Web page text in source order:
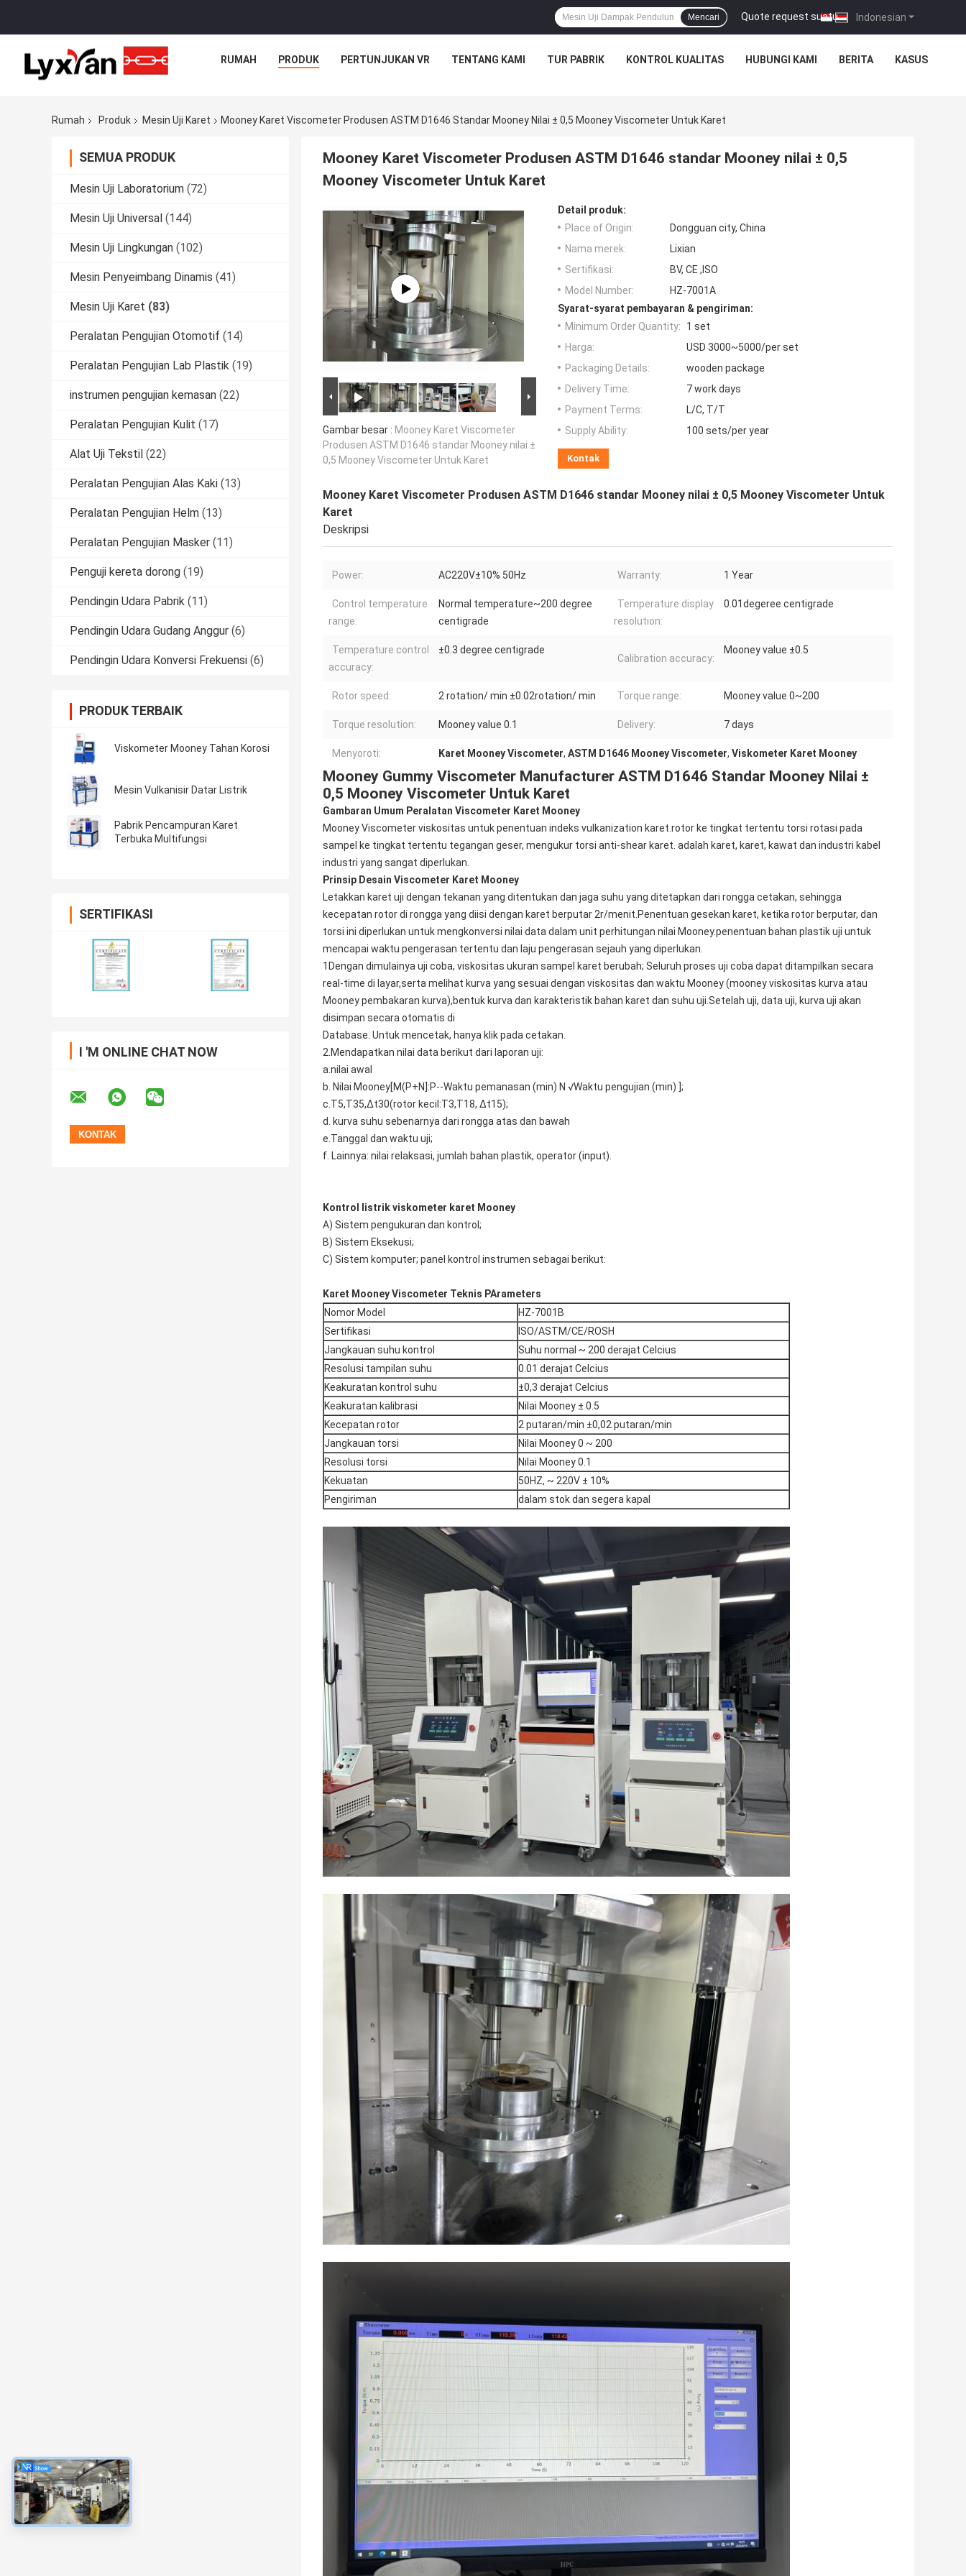
Indonesian
Quote request suatu |
Mencari
RUMAH PRODUK PERTUNJUKAN VR TENTANG KAMI TUR PABRIK KONTROL KUALITAS HUBUNGI KAMI BERITA KASUS
Rumah Produk Mesin Uji Karet Mooney Karet Viscometer Produsen ASTM D1646 Standar Mooney Nilai ± 0,5 Mooney Viscometer Untuk Karet
SEMUA PRODUK
Mesin Uji Laboratorium (72)
Mesin Uji Universal (144)
Mesin Uji Lingkungan (102)
Mesin Penyeimbang Dinamis (41)
Mesin Uji Karet (83)
Peralatan Pengujian Otomotif (14)
Peralatan Pengujian Lab Plastik (19)
instrumen pengujian kemasan (22)
Peralatan Pengujian Kulit (17)
Alat Uji Tekstil (22)
Peralatan Pengujian Alas Kaki (13)
Peralatan Pengujian Helm (13)
Peralatan Pengujian Masker (11)
Penguji kereta dorong (19)
Pendingin Udara Pabrik (11)
Pendingin Udara Gudang Anggur (6)
Pendingin Udara Konversi Frekuensi (6)
PRODUK TERBAIK
Viskometer Mooney Tahan Korosi
Mesin Vulkanisir Datar Listrik
Pabrik Pencampuran Karet
Terbuka Multifungsi
SERTIFIKASI
I 'M ONLINE CHAT NOW
Mooney Karet Viscometer Produsen ASTM D1646 standar Mooney nilai ± 0,5
Mooney Viscometer Untuk Karet
Gambar besar : Mooney Karet Viscometer
Produsen ASTM D1646 standar Mooney nilai ±
0,5 Mooney Viscometer Untuk Karet
Detail produk:
Place of Origin:
Dongguan city, China
Nama merek:
Lixian
Sertifikasi:
BV, CE ,ISO
Model Number:
HZ-7001A
Syarat-syarat pembayaran & pengiriman:
Minimum Order Quantity:
1 set
Harga:
USD 3000~5000/per set
Packaging Details:
wooden package
Delivery Time:
7 work days
Payment Terms:
L/C, T/T
Supply Ability:
100 sets/per year
Kontak
Mooney Karet Viscometer Produsen ASTM D1646 standar Mooney nilai ± 0,5 Mooney Viscometer Untuk
Karet
Deskripsi
Power: AC220V±10% 50Hz Warranty: 1 Year
Control temperature
range:
Normal temperature~200 degree
centigrade
Temperature display
resolution:
0.01degeree centigrade
Temperature control
accuracy:
±0.3 degree centigrade
Calibration accuracy:
Mooney value ±0.5
Rotor speed: 2 rotation/ min ±0.02rotation/ min Torque range: Mooney value 0~200
Torque resolution: Mooney value 0.1 Delivery: 7 days
Menyoroti: Karet Mooney Viscometer, ASTM D1646 Mooney Viscometer, Viskometer Karet Mooney
Mooney Gummy Viscometer Manufacturer ASTM D1646 Standar Mooney Nilai ±
0,5 Mooney Viscometer Untuk Karet
Gambaran Umum Peralatan Viscometer Karet Mooney
Mooney Viscometer viskositas untuk penentuan indeks vulkanization karet.rotor ke tingkat tertentu torsi rotasi pada
sampel ke tingkat tertentu tegangan geser, mengukur torsi anti-shear karet. adalah karet, karet, kawat dan industri kabel
industri yang sangat diperlukan.
Prinsip Desain Viscometer Karet Mooney
Letakkan karet uji dengan tekanan yang ditentukan dan jaga suhu yang ditetapkan dari rongga cetakan, sehingga
kecepatan rotor di rongga yang diisi dengan karet berputar 2r/menit.Penentuan gesekan karet, ketika rotor berputar, dan
torsi ini diperlukan untuk mengkonversi nilai data dalam unit perhitungan nilai Mooney.penentuan bahan plastik uji untuk
mencapai waktu pengerasan tertentu dan laju pengerasan sejauh yang diperlukan.
1Dengan dimulainya uji coba, viskositas ukuran sampel karet berubah; Seluruh proses uji coba dapat ditampilkan secara
real-time di layar,serta melihat kurva yang sesuai dengan viskositas dan waktu Mooney (mooney viskositas kurva atau
Mooney pembakaran kurva),bentuk kurva dan karakteristik bahan karet dan suhu uji.Setelah uji, data uji, kurva uji akan
disimpan secara otomatis di
Database. Untuk mencetak, hanya klik pada cetakan.
2.Mendapatkan nilai data berikut dari laporan uji:
a.nilai awal
b. Nilai Mooney[M(P+N]:P--Waktu pemanasan (min) N √Waktu pengujian (min) ];
c.T5,T35,Δt30(rotor kecil:T3,T18, Δt15);
d. kurva suhu sebenarnya dari rongga atas dan bawah
e.Tanggal dan waktu uji;
f. Lainnya: nilai relaksasi, jumlah bahan plastik, operator (input).
Kontrol listrik viskometer karet Mooney
A) Sistem pengukuran dan kontrol;
B) Sistem Eksekusi;
C) Sistem komputer; panel kontrol instrumen sebagai berikut:
Karet Mooney Viscometer Teknis PArameters
Nomor Model
HZ-7001B
Sertifikasi
ISO/ASTM/CE/ROSH
Jangkauan suhu kontrol
Suhu normal ~ 200 derajat Celcius
Resolusi tampilan suhu
0.01 derajat Celcius
Keakuratan kontrol suhu
±0,3 derajat Celcius
Keakuratan kalibrasi
Nilai Mooney ± 0.5
Kecepatan rotor
2 putaran/min ±0,02 putaran/min
Jangkauan torsi
Nilai Mooney 0 ~ 200
Resolusi torsi
Nilai Mooney 0.1
Kekuatan
50HZ, ~ 220V ± 10%
Pengiriman
dalam stok dan segera kapal